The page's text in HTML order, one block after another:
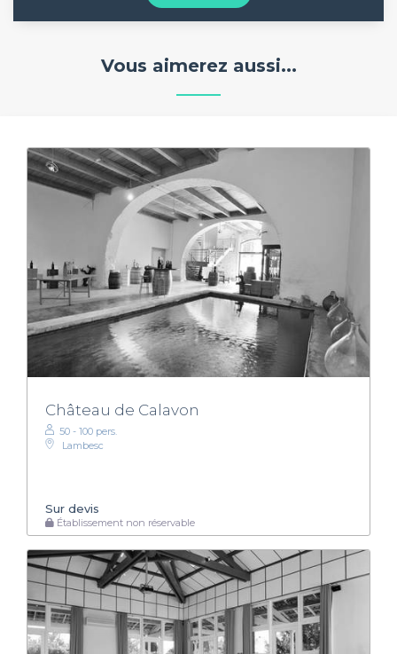
Vous aimerez aussi...
Château de Calavon
50 - 100 pers.
Lambesc
Sur devis
Établissement non réservable